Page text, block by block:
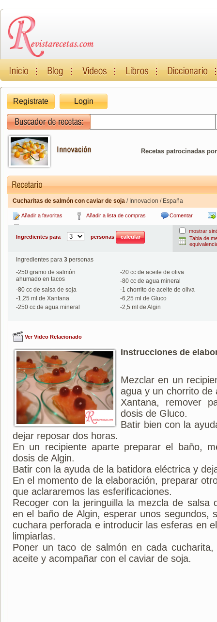
Registrate Login
Recetas patrocinadas
Cucharitas de salmón con caviar de soja / Innovacion / España
Añadir a favoritas Añadir a lista de compras Comentar
Ingredientes para
personas
mostrar
Tabla de
Ingredientes para 3 personas
-250 gramo de salmón
ahumado en tacos
-20 cc de aceite de oliva
-80 cc de agua mineral
-80 cc de salsa de soja -1 chorrito de aceite de oliva
-1,25 ml de Xantana -6,25 ml de Gluco
-250 cc de agua mineral -2,5 ml de Algin
Ver Video Relacionado
Instrucciones de
Mezclar en un
agua y un chorrito de
Xantana, remover
dosis de Gluco.
Batir bien con la
dejar reposar dos horas.
En un recipiente aparte preparar el baño,
dosis de Algin.
Batir con la ayuda de la batidora eléctrica y
En el momento de la elaboración, preparar
que aclararemos las esferificaciones.
Recoger con la jeringuilla la mezcla de salsa
en el baño de Algin, esperar unos segundos,
cuchara perforada e introducir las esferas en
limpiarlas.
Poner un taco de salmón en cada
aceite y acompañar con el caviar de soja.